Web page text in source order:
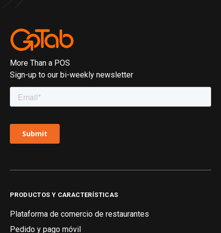
More Than a POS
Sign-up to our bi-weekly newsletter
PRODUCTOS Y CARACTERÍSTICAS
Plataforma de comercio de restaurantes
Pedido y pago móvil